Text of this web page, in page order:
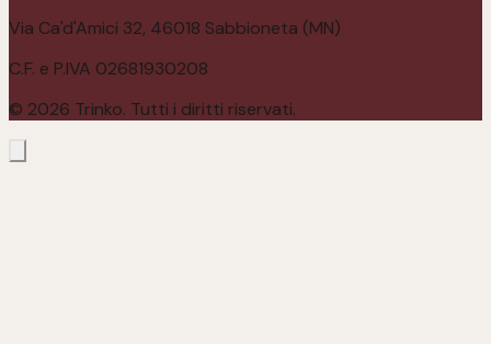
Via Ca'd'Amici 32, 46018 Sabbioneta (MN)
C.F. e P.IVA 02681930208
© 2026 Trinko. Tutti i diritti riservati.